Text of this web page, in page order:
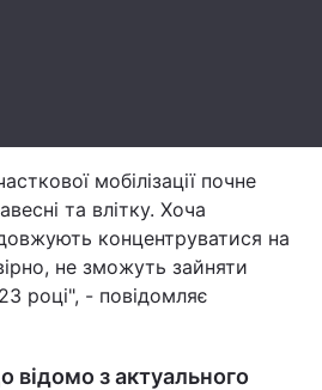
мобілізації почне
та влітку. Хоча
концентруватися на
не зможуть зайняти
році", - повідомляє
відомо з актуального